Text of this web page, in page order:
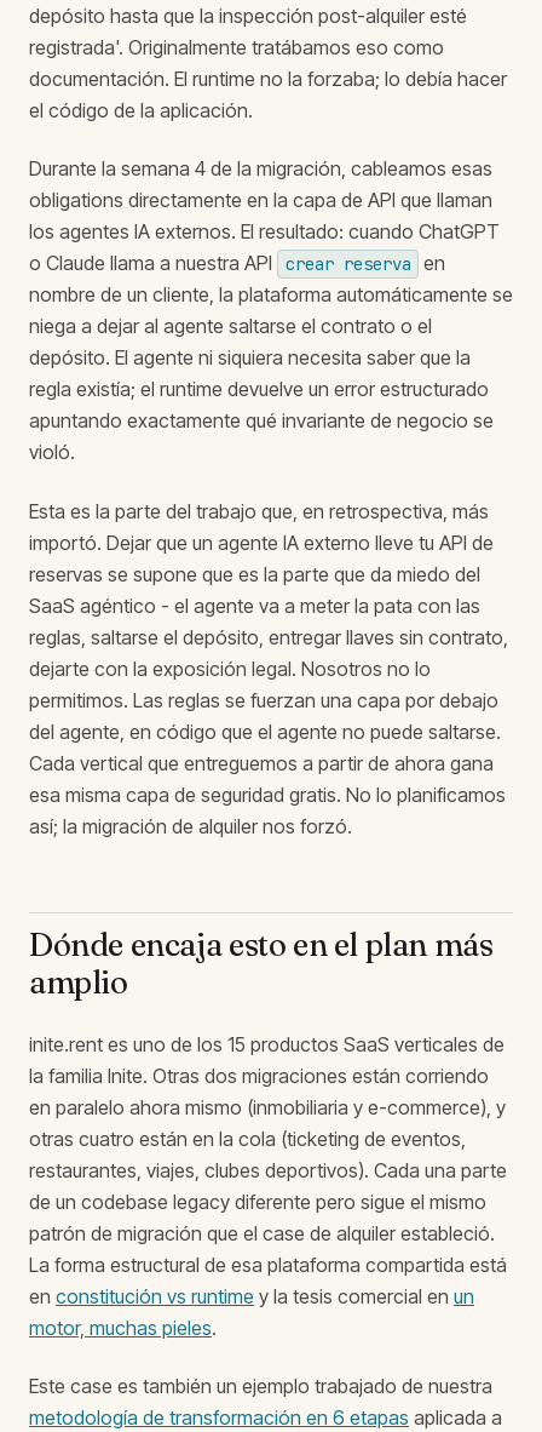
depósito hasta que la inspección post-alquiler esté
registrada'. Originalmente tratábamos eso como
documentación. El runtime no la forzaba; lo debía hacer
el código de la aplicación.
Durante la semana 4 de la migración, cableamos esas
obligations directamente en la capa de API que llaman
los agentes IA externos. El resultado: cuando ChatGPT
o Claude llama a nuestra API
crear reserva
en
nombre de un cliente, la plataforma automáticamente se
niega a dejar al agente saltarse el contrato o el
depósito. El agente ni siquiera necesita saber que la
regla existía; el runtime devuelve un error estructurado
apuntando exactamente qué invariante de negocio se
violó.
Esta es la parte del trabajo que, en retrospectiva, más
importó. Dejar que un agente IA externo lleve tu API de
reservas se supone que es la parte que da miedo del
SaaS agéntico - el agente va a meter la pata con las
reglas, saltarse el depósito, entregar llaves sin contrato,
dejarte con la exposición legal. Nosotros no lo
permitimos. Las reglas se fuerzan una capa por debajo
del agente, en código que el agente no puede saltarse.
Cada vertical que entreguemos a partir de ahora gana
esa misma capa de seguridad gratis. No lo planificamos
así; la migración de alquiler nos forzó.
Dónde encaja esto en el plan más
amplio
inite.rent es uno de los 15 productos SaaS verticales de
la familia Inite. Otras dos migraciones están corriendo
en paralelo ahora mismo (inmobiliaria y e-commerce), y
otras cuatro están en la cola (ticketing de eventos,
restaurantes, viajes, clubes deportivos). Cada una parte
de un codebase legacy diferente pero sigue el mismo
patrón de migración que el case de alquiler estableció.
La forma estructural de esa plataforma compartida está
en constitución vs runtime y la tesis comercial en un
motor, muchas pieles.
Este case es también un ejemplo trabajado de nuestra
metodología de transformación en 6 etapas aplicada a